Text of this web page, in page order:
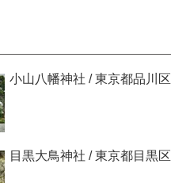
小山八幡神社 / 東京都品川区
目黒大鳥神社 / 東京都目黒区